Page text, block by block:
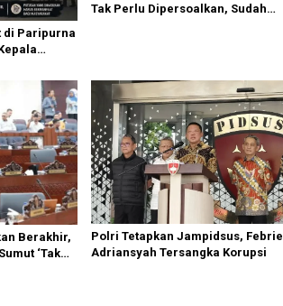
di Paripurna
Tak Perlu Dipersoalkan, Sudah
Berakhir,
‘Tak
Polri Tetapkan Jampidsus, Febrie
Adriansyah Tersangka Korupsi